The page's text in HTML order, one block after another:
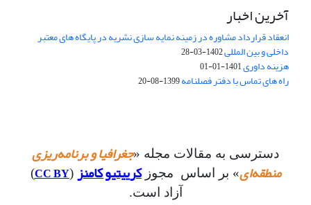
آخرین اخبار
انعقاد قرارداد مشاوره در زمینه نمایه سازی نشریه در پایگاه های معتبر
داخلی و بین المللی1402-03-28
هزینه داوری1401-01-01
راه های تماس با دفتر فصلنامه1399-08-20
دسترسی به مقالات مجله «جغرافیا و برنامه‌ریزی
منطقه‌ای» بر اساس مجوزکرییتیو کامنز (
CC BY
)
آزاد است.